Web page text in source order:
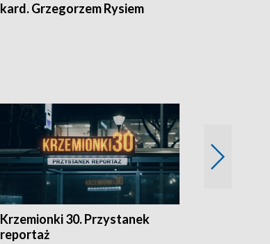
kard. Grzegorzem Rysiem
Krzemionki 30. Przystanek
reportaż